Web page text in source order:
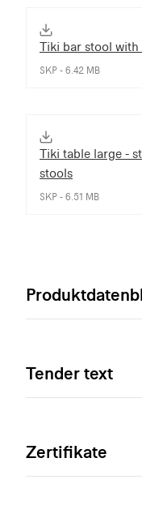
Tiki bar stool with
SKP - 6.42 MB
Tiki table large -
stools
SKP - 6.51 MB
Tender text
Zertifikate